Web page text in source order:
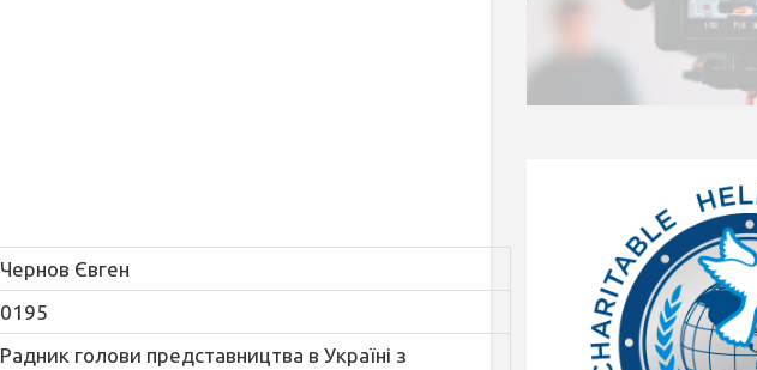
Чернов Євген
0195
Радник голови представництва в Україні з